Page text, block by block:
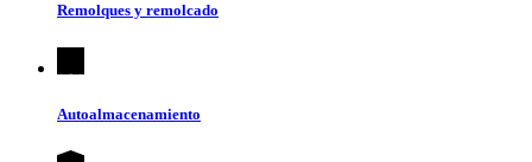
Remolques y remolcado
Autoalmacenamiento